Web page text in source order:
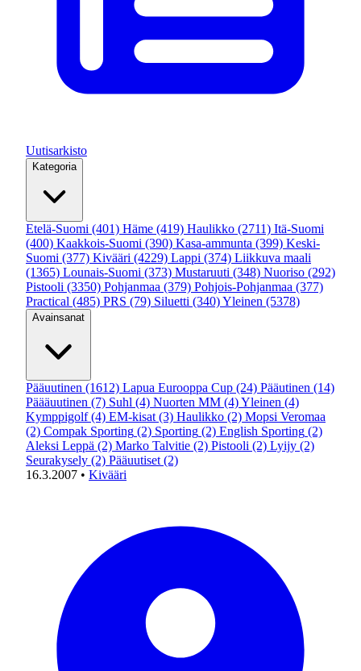
Uutisarkisto
Kategoria
Etelä-Suomi (401) Häme (419) Haulikko (2711) Itä-Suomi
(400) Kaakkois-Suomi (390) Kasa-ammunta (399) Keski-
Suomi (377) Kivääri (4229) Lappi (374) Liikkuva maali
(1365) Lounais-Suomi (373) Mustaruuti (348) Nuoriso (292)
Pistooli (3350) Pohjanmaa (379) Pohjois-Pohjanmaa (377)
Practical (485) PRS (79) Siluetti (340)Yleinen (5378)
Avainsanat
Pääuutinen (1612) Lapua Eurooppa Cup (24) Pääutinen (14)
Päääuutinen (7) Suhl (4) Nuorten MM (4)Yleinen (4)
Kymppigolf (4) EM-kisat (3) Haulikko (2) Mopsi Veromaa
(2) Compak Sporting (2) Sporting (2) English Sporting (2)
Aleksi Leppä (2) Marko Talvitie (2) Pistooli (2) Lyijy (2)
Seurakysely (2) Pääuutiset (2)
16.3.2007 • Kivääri